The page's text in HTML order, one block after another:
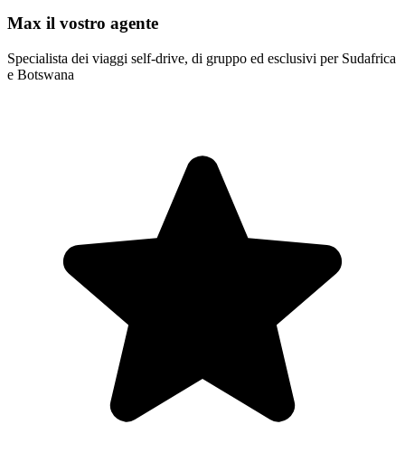
Max il vostro agente
Specialista dei viaggi self-drive, di gruppo ed esclusivi per Sudafrica
e Botswana